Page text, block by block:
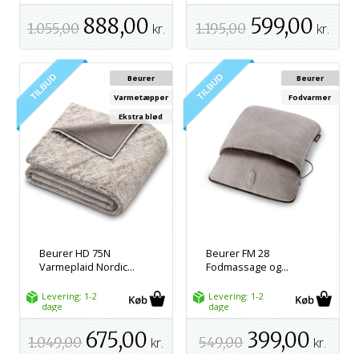
1.055,00 888,00 kr. 1.195,00 599,00 kr.
Beurer HD 75N
Varmeplaid Nordic...
Beurer
Varmetæpper
Ekstra blød
Levering: 1-2
dage
1.049,00 675,00 kr.
Beurer FM 28
Fodmassage og...
Beurer
Fodvarmer
Levering: 1-2
dage
549,00 399,00 kr.